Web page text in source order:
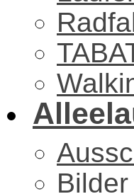
Bilder